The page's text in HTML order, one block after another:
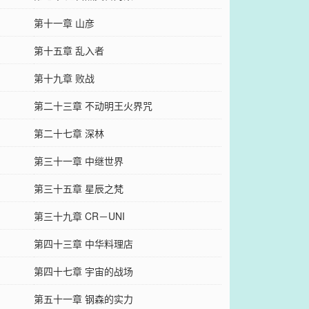
第十一章 山彦
第十五章 乱入者
第十九章 败战
第二十三章 不动明王火界咒
第二十七章 深林
第三十一章 中继世界
第三十五章 星辰之梵
第三十九章 CR－UNI
第四十三章 中华料理店
第四十七章 宇宙的战场
第五十一章 钢森的实力